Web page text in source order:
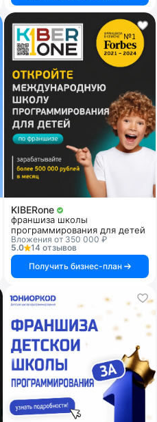
KIBERone
франшиза школы
программирования для детей
Вложения от 350 000 ₽
5.0
14 отзывов
Получить бизнес-план